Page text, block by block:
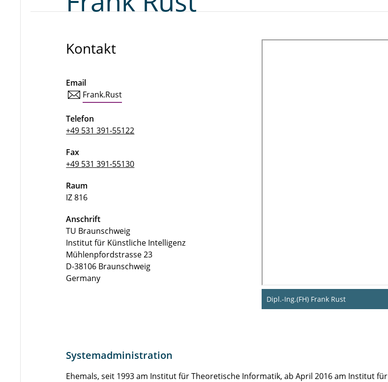
Kontakt
Email
Frank.Rust
Telefon
+49 531 391-55122
Fax
+49 531 391-55130
Raum
IZ 816
Anschrift
TU Braunschweig
Institut für Künstliche Intelligenz
Mühlenpfordstrasse 23
D-38106 Braunschweig
Germany
Dipl.-Ing.(FH) Frank Rust
Systemadministration
Ehemals, seit 1993 am Institut für Theoretische Informatik, ab April 2016 am Institut für